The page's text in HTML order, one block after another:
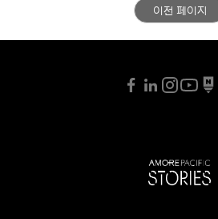
이전 페이지